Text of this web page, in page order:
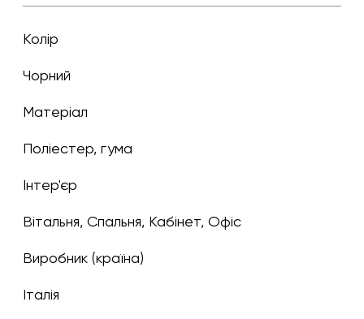
Колір
чорний
Матеріал
поліестер, гума
Інтер'єр
Вітальня, Спальня, Кабінет, Офіс
Виробник (країна)
Італія